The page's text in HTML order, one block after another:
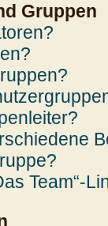
Gruppen
Team“-